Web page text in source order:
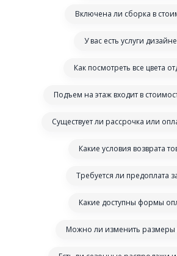
Включена ли сборка в
У вас есть услуги
Как посмотреть все цвета
Подъем на этаж входит в
Существует ли рассрочка или
Какие условия возврата
Требуется ли предоплата
Какие доступны формы
Можно ли изменить размеры